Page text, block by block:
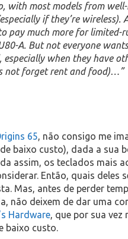
with most models from
if they’re wireless).
pay much more for limited-
A. But not everyone
when they have
not forget rent and food)…”
65, não consigo me
baixo custo), dada a sua
assim, os teclados mais
Então, quais deles
Mas, antes de perder
não deixem de dar uma
Hardware, que por sua vez
baixo custo.